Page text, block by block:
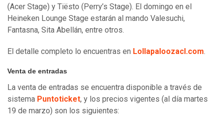
(Acer Stage) y Tiësto (Perry’s Stage). El domingo en el
Heineken Lounge Stage estarán al mando Valesuchi,
Fantasna, Sita Abellán, entre otros.
El detalle completo lo encuentras en Lollapaloozacl.com
Venta de entradas
La venta de entradas se encuentra disponible a través de
sistema Puntoticket, y los precios vigentes (al día martes
19 de marzo) son los siguientes: